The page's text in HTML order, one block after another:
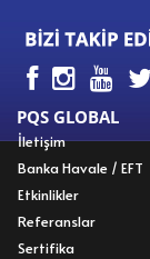
PQS GLOBAL
İletişim
Banka Havale / EFT
Etkinlikler
Referanslar
Sertifika